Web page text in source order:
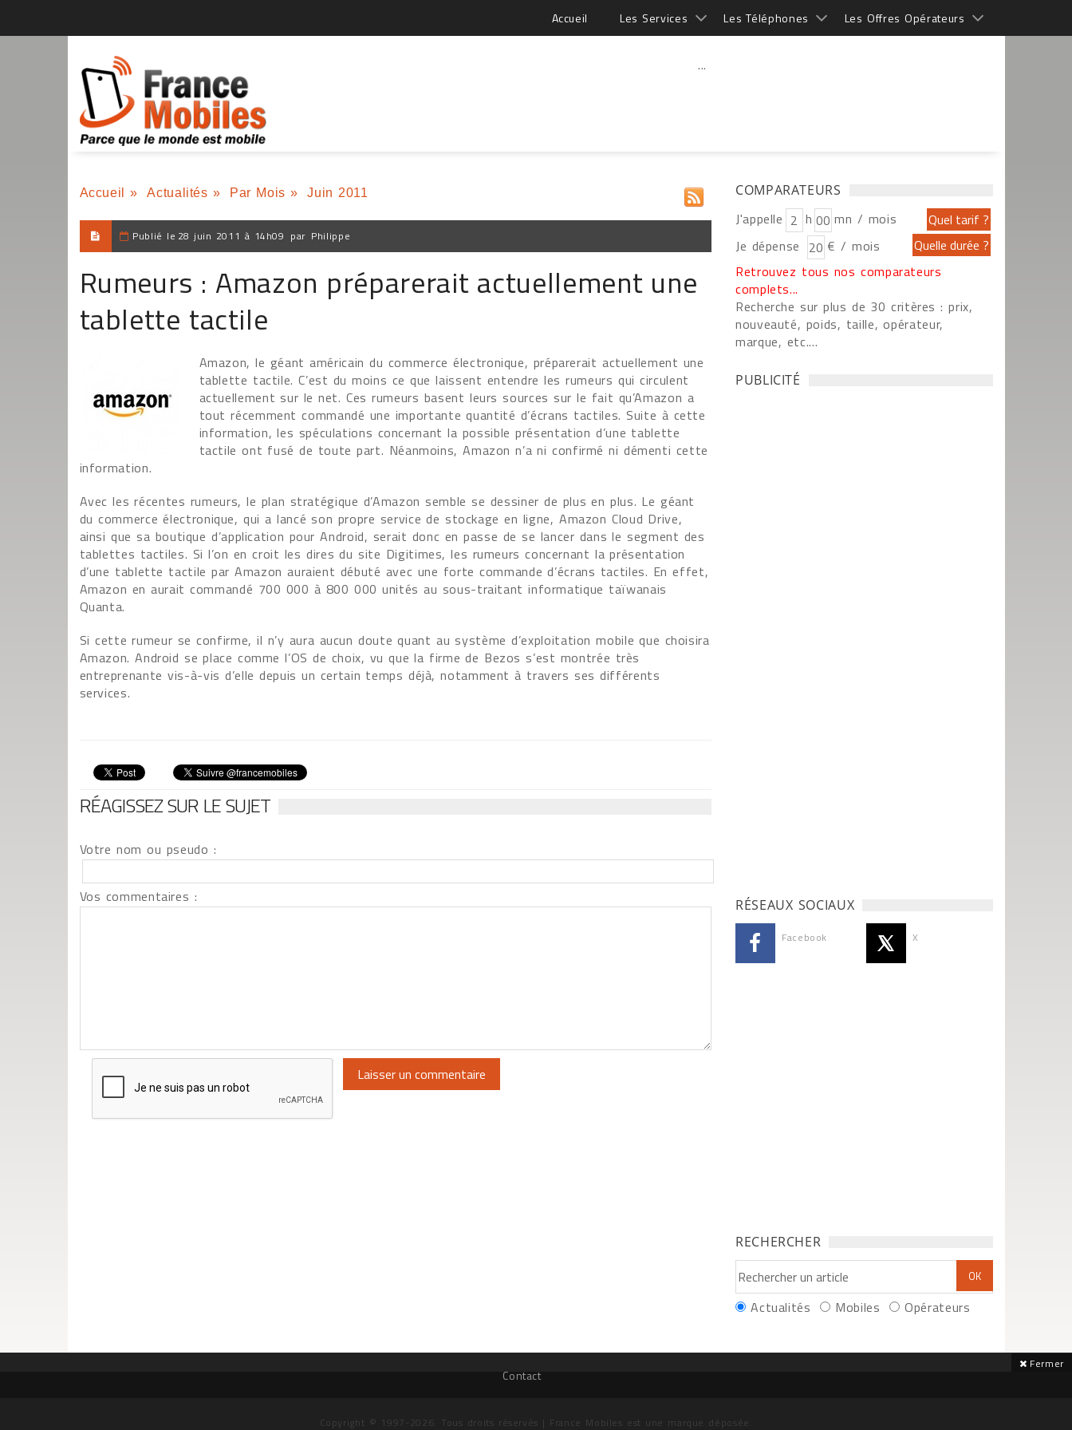
Accueil Les Services Les Téléphones Les Offres Opérateurs
...
Accueil » Actualités » Par Mois » Juin 2011
Publié le 28 juin 2011 à 14h09 par Philippe
Rumeurs : Amazon préparerait actuellement une
tablette tactile
Amazon, le géant américain du commerce électronique, préparerait actuellement une
tablette tactile. C’est du moins ce que laissent entendre les rumeurs qui circulent
actuellement sur le net. Ces rumeurs basent leurs sources sur le fait qu’Amazon a
tout récemment commandé une importante quantité d’écrans tactiles. Suite à cette
information, les spéculations concernant la possible présentation d’une tablette
tactile ont fusé de toute part. Néanmoins, Amazon n’a ni confirmé ni démenti cette
information.
Avec les récentes rumeurs, le plan stratégique d’Amazon semble se dessiner de plus en plus. Le géant
du commerce électronique, qui a lancé son propre service de stockage en ligne, Amazon Cloud Drive,
ainsi que sa boutique d’application pour Android, serait donc en passe de se lancer dans le segment des
tablettes tactiles. Si l’on en croit les dires du site Digitimes, les rumeurs concernant la présentation
d’une tablette tactile par Amazon auraient débuté avec une forte commande d’écrans tactiles. En effet,
Amazon en aurait commandé 700 000 à 800 000 unités au sous-traitant informatique taïwanais
Quanta.
Si cette rumeur se confirme, il n’y aura aucun doute quant au système d’exploitation mobile que choisira
Amazon. Android se place comme l’OS de choix, vu que la firme de Bezos s’est montrée très
entreprenante vis-à-vis d’elle depuis un certain temps déjà, notamment à travers ses différents
services.
RÉAGISSEZ SUR LE SUJET
Votre nom ou pseudo :
Vos commentaires :
COMPARATEURS
J'appelle h
mn / mois
Je dépense
€ / mois
Retrouvez tous nos comparateurs
complets...
Recherche sur plus de 30 critères : prix,
nouveauté, poids, taille, opérateur,
marque, etc....
PUBLICITÉ
RÉSEAUX SOCIAUX
Facebook X
RECHERCHER
Actualités Mobiles Opérateurs
Contact
Copyright © 1997-2026. Tous droits réservés | France Mobiles est une marque déposée.
Fermer